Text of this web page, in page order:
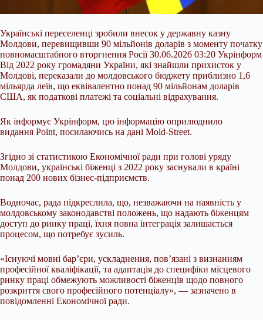
Українські переселенці зробили внесок у державну казну
Молдови, перевищивши 90 мільйонів доларів з моменту початку
повномасштабного вторгнення Росії 30.06.2026 03:20 Укрінформ
Від 2022 року громадяни України, які знайшли прихисток у
Молдові, переказали до молдовського бюджету приблизно 1,6
мільярда леїв, що еквівалентно понад 90 мільйонам доларів
США, як податкові платежі та соціальні відрахування.
Як інформує Укрінформ, цю інформацію оприлюднило
видання Point, посилаючись на дані Mold-Street.
Згідно зі статистикою Економічної ради при голові уряду
Молдови, українські біженці з 2022 року заснували в країні
понад 200 нових бізнес-підприємств.
Водночас, рада підкреслила, що, незважаючи на наявність у
молдовському законодавстві положень, що надають біженцям
доступ до ринку праці, їхня повна інтеграція залишається
процесом, що потребує зусиль.
«Існуючі мовні бар’єри, ускладнення, пов’язані з визнанням
професійної кваліфікації, та адаптація до специфіки місцевого
ринку праці обмежують можливості біженців щодо повного
розкриття свого професійного потенціалу», — зазначено в
повідомленні Економічної ради.